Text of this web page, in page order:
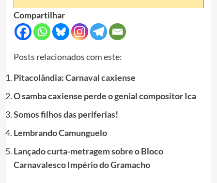
Compartilhar
Posts relacionados com este:
Pitacolândia: Carnaval caxiense
O samba caxiense perde o genial compositor Ica
Somos filhos das periferias!
Lembrando Camunguelo
Lançado curta-metragem sobre o Bloco
Carnavalesco Império do Gramacho